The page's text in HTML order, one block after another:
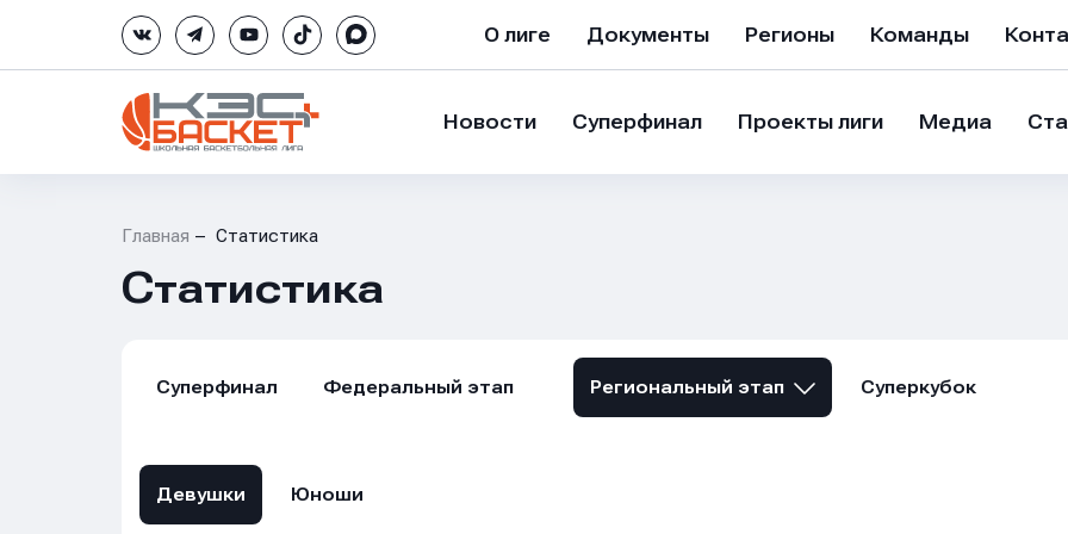
О лиге Документы Регионы Команды
Новости Суперфинал Проекты лиги Медиа
Главная Статистика
Статистика
Суперфинал Федеральный этап Региональный этап Суперкубок
Девушки Юноши